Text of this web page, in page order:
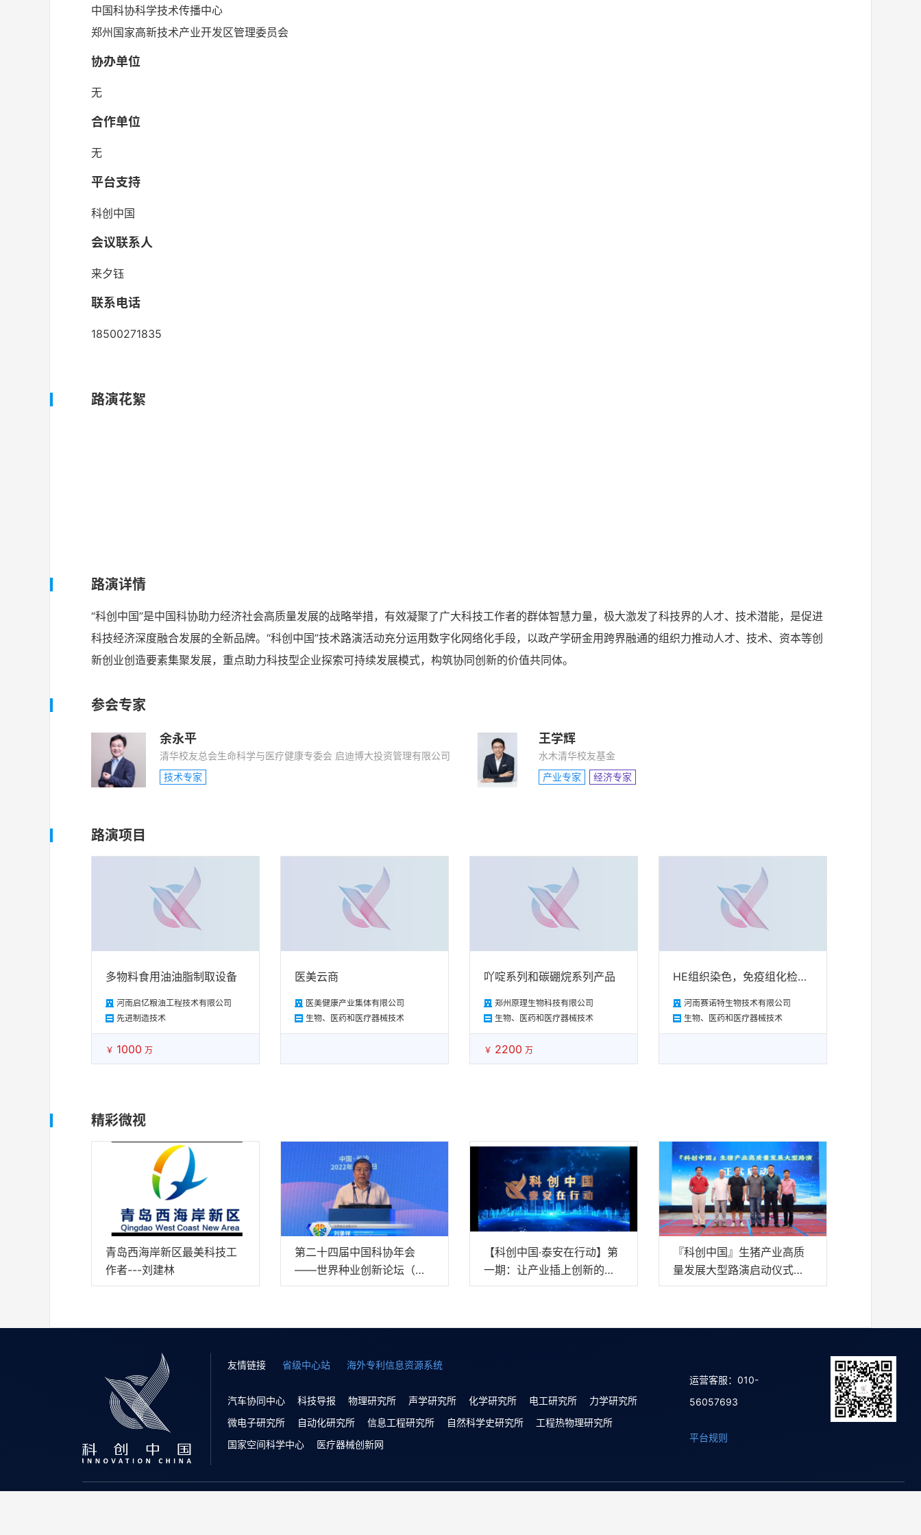
中国科协科学技术传播中心
郑州国家高新技术产业开发区管理委员会
协办单位
无
合作单位
无
平台支持
科创中国
会议联系人
来夕钰
联系电话
18500271835
路演花絮
路演详情
“科创中国”是中国科协助力经济社会高质量发展的战略举措，有效凝聚了广大科技工作者的群体智慧力量，极大激发了科技界的人才、技术潜能，是促进
科技经济深度融合发展的全新品牌。“科创中国”技术路演活动充分运用数字化网络化手段，以政产学研金用跨界融通的组织力推动人才、技术、资本等创
新创业创造要素集聚发展，重点助力科技型企业探索可持续发展模式，构筑协同创新的价值共同体。
参会专家
余永平
清华校友总会生命科学与医疗健康专委会 启迪博大投资管理有限公司
技术专家
王学辉
水木清华校友基金
产业专家
经济专家
路演项目
多物料食用油油脂制取设备
河南启亿粮油工程技术有限公司
先进制造技术
￥ 1000 万
医美云商
医美健康产业集体有限公司
生物、医药和医疗器械技术
吖啶系列和碳硼烷系列产品
郑州原理生物科技有限公司
生物、医药和医疗器械技术
￥ 2200 万
HE组织染色，免疫组化检测试剂及分子FISH检测试剂
河南赛诺特生物技术有限公司
生物、医药和医疗器械技术
精彩微视
青岛西海岸新区最美科技工
作者---刘建林
第二十四届中国科协年会
——世界种业创新论坛（中
文视频）
【科创中国·泰安在行动】第
一期：让产业插上创新的翅
膀
『科创中国』生猪产业高质
量发展大型路演启动仪式圆
满成功
友情链接 省级中心站 海外专利信息资源系统
汽车协同中心 科技导报 物理研究所 声学研究所 化学研究所 电工研究所
力学研究所
微电子研究所
自动化研究所 信息工程研究所 自然科学史研究所
工程热物理研究所
国家空间科学中心
医疗器械创新网
运营客服：010-
56057693
平台规则